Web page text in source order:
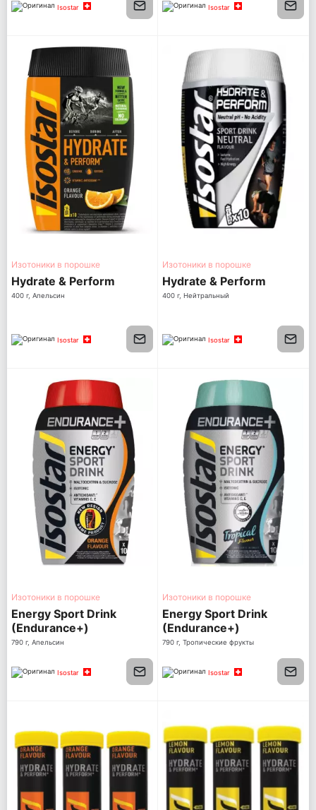
Isostar Isostar
Изотоники в порошке
Hydrate & Perform
400 г, Апельсин
Isostar
Изотоники в порошке
Hydrate & Perform
400 г, Нейтральный
Isostar
Изотоники в порошке
Energy Sport Drink
(Endurance+)
790 г, Апельсин
Isostar
Изотоники в порошке
Energy Sport Drink
(Endurance+)
790 г, Тропические фрукты
Isostar